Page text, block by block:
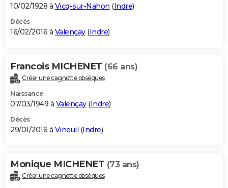
10/02/1928 à Vicq-sur-Nahon (Indre)
Décès
16/02/2016 à Valençay(Indre)
Francois MICHENET (66 ans)
Créer une cagnotte obsèques
Naissance
07/03/1949 à Valençay(Indre)
Décès
29/01/2016 à Vineuil (Indre)
Monique MICHENET (73 ans)
Créer une cagnotte obsèques